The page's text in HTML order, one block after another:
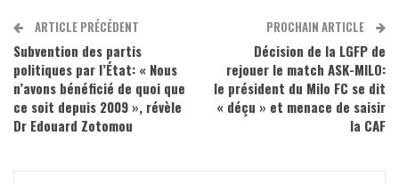
ARTICLE PRÉCÉDENT
Subvention des partis
politiques par l’État: « Nous
n’avons bénéficié de quoi que
ce soit depuis 2009 », révèle
Dr Edouard Zotomou
PROCHAIN ARTICLE
Décision de la LGFP de
rejouer le match ASK-MILO:
le président du Milo FC se dit
« déçu » et menace de saisir
la CAF